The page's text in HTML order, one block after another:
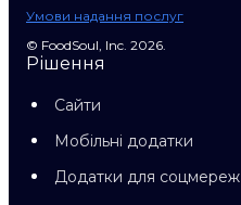
Умови надання послуг
© FoodSoul, Inc. 2026.
Рішення
Сайти
Мобільні додатки
Додатки для соцмереж